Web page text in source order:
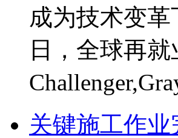
成为技术变
日，全球再
关键施工作